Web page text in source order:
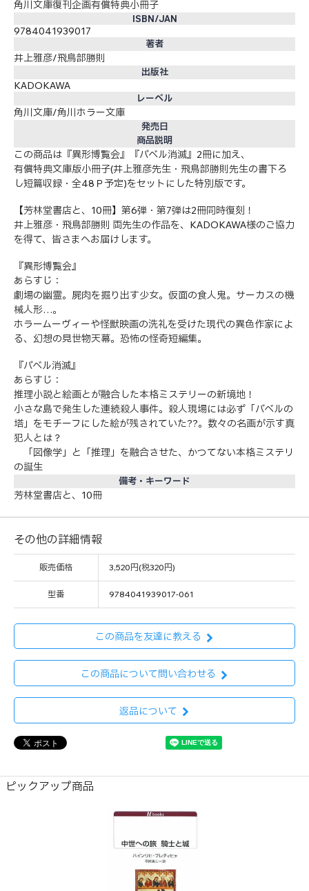
角川文庫復刊企画有償特典小冊子
ISBN/JAN
9784041939017
著者
井上雅彦/飛鳥部勝則
出版社
KADOKAWA
レーベル
角川文庫/角川ホラー文庫
発売日
商品説明
この商品は『異形博覧会』『バベル消滅』2冊に加え、
有償特典文庫版小冊子(井上雅彦先生・飛鳥部勝則先生の書下ろ
し短篇収録・全48Ｐ予定)をセットにした特別版です。
【芳林堂書店と、10冊】第6弾・第7弾は2冊同時復刻！
井上雅彦・飛鳥部勝則 両先生の作品を、KADOKAWA様のご協力
を得て、皆さまへお届けします。
『異形博覧会』
あらすじ：
劇場の幽霊。屍肉を掘り出す少女。仮面の食人鬼。サーカスの機
械人形…。
ホラームーヴィーや怪獣映画の洗礼を受けた現代の異色作家によ
る、幻想の見世物天幕。恐怖の怪奇短編集。
『バベル消滅』
あらすじ：
推理小説と絵画とが融合した本格ミステリーの新境地！
小さな島で発生した連続殺人事件。殺人現場には必ず「バベルの
塔」をモチーフにした絵が残されていた??。数々の名画が示す真
犯人とは？
「図像学」と「推理」を融合させた、かつてない本格ミステリ
の誕生
備考・キーワード
芳林堂書店と、10冊
その他の詳細情報
販売価格 3,520円(税320円)
型番 9784041939017-061
この商品を友達に教える
この商品について問い合わせる
返品について
ピックアップ商品